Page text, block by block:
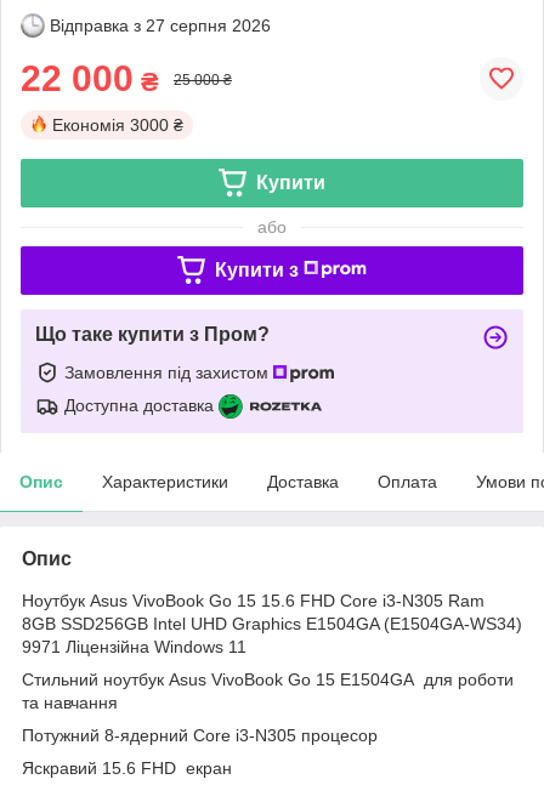
Відправка з 27 серпня 2026
22 000 ₴ 25 000 ₴
Економія 3000 ₴
Купити
або
Купити з
Що таке купити з Пром?
Замовлення під захистом
Доступна доставка
Опис Характеристики Доставка Оплата Умови
Опис
Ноутбук Asus VivoBook Go 15 15.6 FHD Core i3-N305 Ram
8GB SSD256GB Intel UHD Graphics E1504GA (E1504GA-WS34)
9971 Ліцензійна Windows 11
Стильний ноутбук Asus VivoBook Go 15 E1504GA для роботи
та навчання
Потужний 8-ядерний Core i3-N305 процесор
Яскравий 15.6 FHD екран